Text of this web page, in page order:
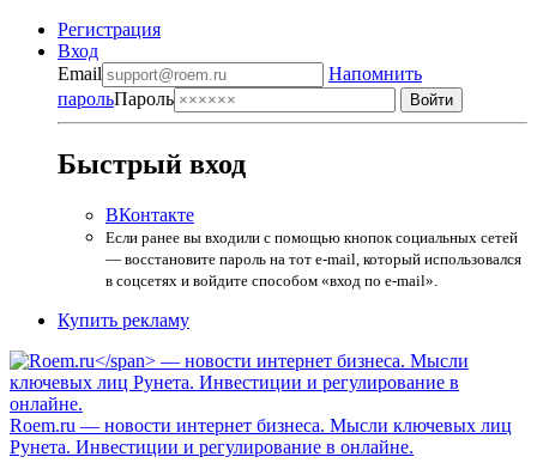
Регистрация
Вход
Email
Напомнить
парольПароль
Быстрый вход
ВКонтакте
Если ранее вы входили с помощью кнопок социальных сетей
— восстановите пароль на тот e-mail, который использовался
в соцсетях и войдите способом «вход по e-mail».
Купить рекламу
Roem.ru — новости интернет бизнеса. Мысли ключевых лиц
Рунета. Инвестиции и регулирование в онлайне.